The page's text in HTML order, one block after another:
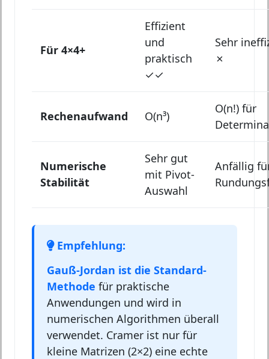
Für 4×4+
Effizient
und
praktisch
✓✓
Sehr
✗
Rechenaufwand O(n³)
O(n!) für
Numerische
Stabilität
Sehr gut
mit Pivot-
Auswahl
Anfällig
Empfehlung:
Gauß-Jordan ist die Standard-
Methode für praktische
Anwendungen und wird in
numerischen Algorithmen überall
verwendet. Cramer ist nur für
kleine Matrizen (2×2) eine echte